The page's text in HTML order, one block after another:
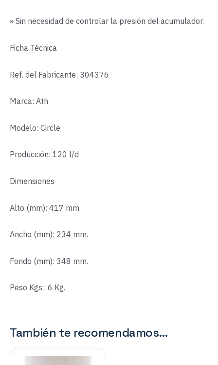
» Sin necesidad de controlar la presión del acumulador.
Ficha Técnica
Ref. del Fabricante: 304376
Marca: Ath
Modelo: Circle
Producción: 120 l/d
Dimensiones
Alto (mm): 417 mm.
Ancho (mm): 234 mm.
Fondo (mm): 348 mm.
Peso Kgs.: 6 Kg.
También te recomendamos…